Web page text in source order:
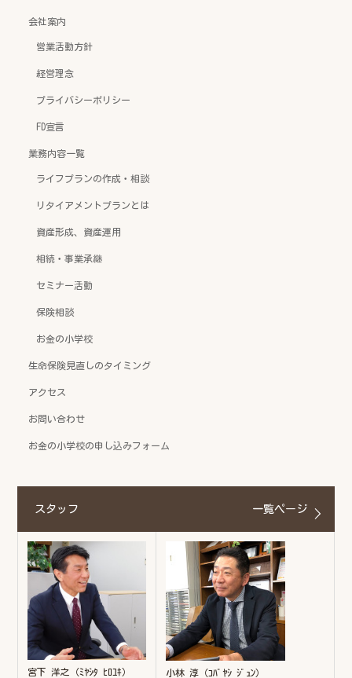
会社案内
営業活動方針
経営理念
プライバシーポリシー
FD宣言
業務内容一覧
ライフプランの作成・相談
リタイアメントプランとは
資産形成、資産運用
相続・事業承継
セミナー活動
保険相談
お金の小学校
生命保険見直しのタイミング
アクセス
お問い合わせ
お金の小学校の申し込みフォーム
スタッフ 一覧ページ
宮下 洋之（ﾐﾔｼﾀ ﾋﾛﾕｷ） 小林 淳（ｺﾊﾞﾔｼ ｼﾞｭﾝ）